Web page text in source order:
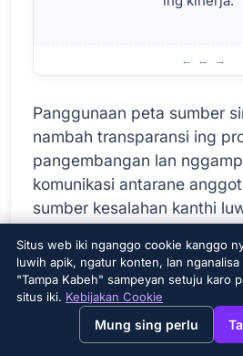
View this page in
Panggunaan peta sumber
nambah transparansi ing
pangembangan lan
komunikasi antarane
sumber kesalahan kanthi
luwih efektif kanggo
nyumbang kanggo
sing luwih cepet lan produk
dhuwur. Eling,Peta Sumber
Situs web iki nganggo cookie kanggo
luwih apik, ngatur konten, lan
"Tampa Kabeh" sampeyan setuju karo
situs iki. Kebijakan Cookie
Mung sing perlu